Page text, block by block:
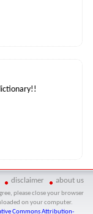
disclaimer about us
please close your browser
on your computer.
Commons Attribution-